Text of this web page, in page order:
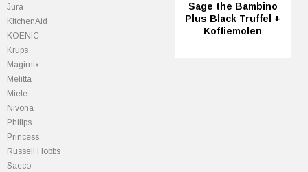
Jura
KitchenAid
KOENIC
Krups
Magimix
Melitta
Miele
Nivona
Philips
Princess
Russell Hobbs
Saeco
Sage the Bambino
Plus Black Truffel +
Koffiemolen